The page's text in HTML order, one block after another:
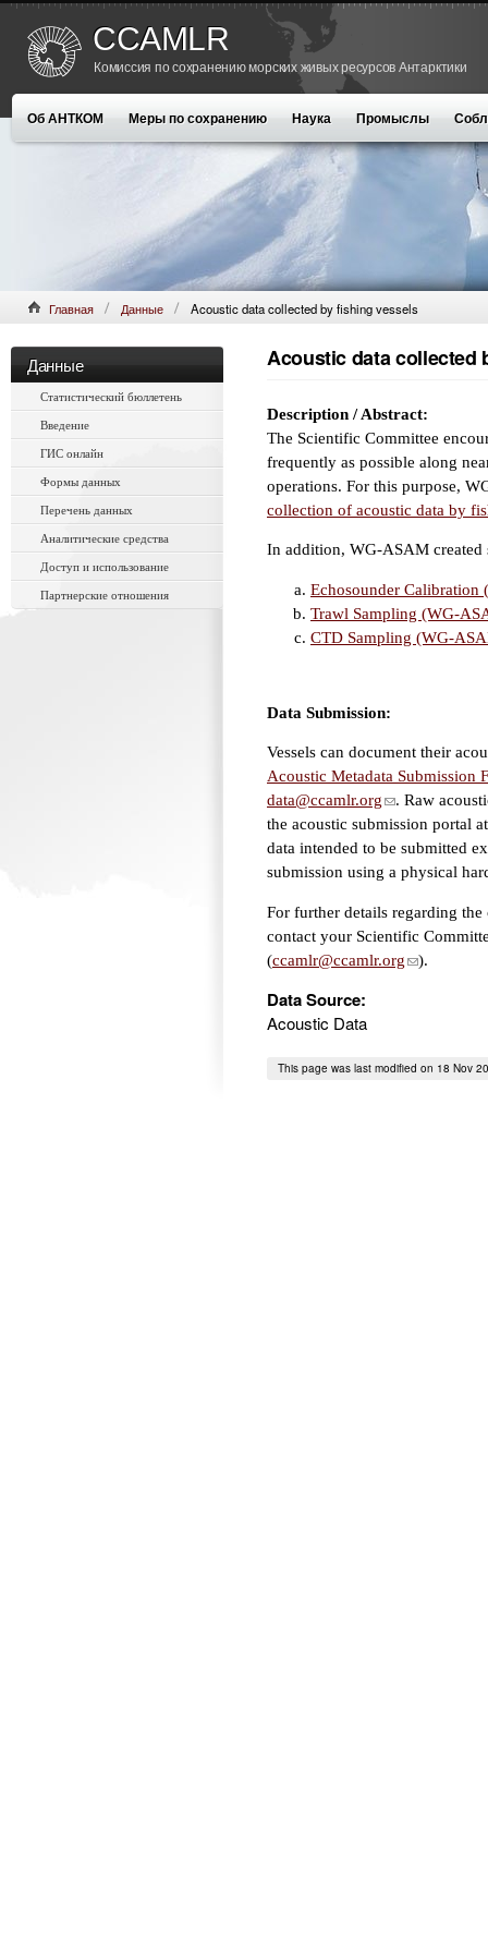
CCAMLR
Комиссия по сохранению морских живых ресурсов Антарктики
Об АНТКОМ Меры по сохранению Наука Промыслы
Главная Данные Acoustic data collected by fishing vessels
Данные
Статистический бюллетень
Введение
ГИС онлайн
Формы данных
Перечень данных
Аналитические средства
Доступ и использование
Партнерские отношения
Acoustic data collected
Description / Abstract:
The Scientific Committee
frequently as possible along
operations. For this purpose,
collection of acoustic data by
In addition, WG-ASAM
Echosounder
Trawl Sampling (WG-
CTD Sampling (WG-
Data Submission:
Vessels can document their
Acoustic Metadata Submission
data@ccamlr.org
. Raw
the acoustic submission portal
data intended to be submitted
submission using a physical
For further details regarding
contact your Scientific
(ccamlr@ccamlr.org ).
Data Source:
Acoustic Data
This page was last modified on 18 Nov